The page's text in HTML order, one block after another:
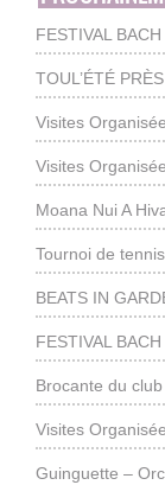
FESTIVAL BACH
TOUL’ÉTÉ
Visites
Visites
Moana Nui A
Tournoi de
BEATS IN
FESTIVAL BACH
Brocante du
Visites
Guinguette –